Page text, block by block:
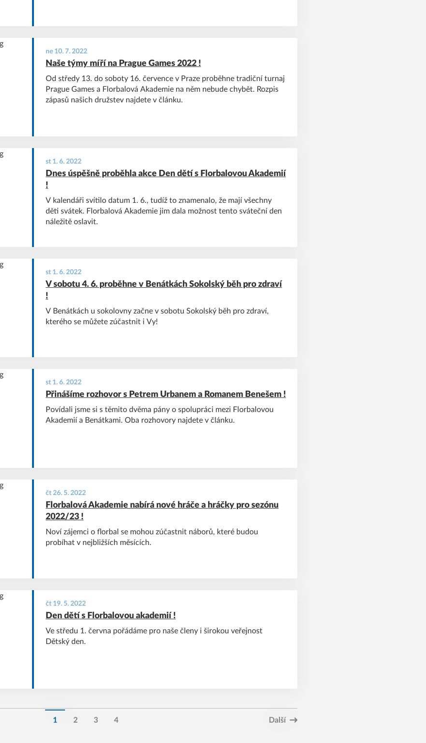
ne 10. 7. 2022
Naše týmy míří na Prague Games 2022 !
Od středy 13. do soboty 16. července v Praze proběhne tradiční turnaj
Prague Games a Florbalová Akademie na něm nebude chybět. Rozpis
zápasů našich družstev najdete v článku.
st 1. 6. 2022
Dnes úspěšně proběhla akce Den dětí s Florbalovou Akademií
!
V kalendáři svítilo datum 1. 6., tudíž to znamenalo, že mají všechny
děti svátek. Florbalová Akademie jim dala možnost tento sváteční den
náležitě oslavit.
st 1. 6. 2022
V sobotu 4. 6. proběhne v Benátkách Sokolský běh pro zdraví
!
V Benátkách u sokolovny začne v sobotu Sokolský běh pro zdraví,
kterého se můžete zúčastnit i Vy!
st 1. 6. 2022
Přinášíme rozhovor s Petrem Urbanem a Romanem Benešem !
Povídali jsme si s těmito dvěma pány o spolupráci mezi Florbalovou
Akademií a Benátkami. Oba rozhovory najdete v článku.
čt 26. 5. 2022
Florbalová Akademie nabírá nové hráče a hráčky pro sezónu
2022/23 !
Noví zájemci o florbal se mohou zúčastnit náborů, které budou
probíhat v nejbližších měsících.
čt 19. 5. 2022
Den dětí s Florbalovou akademií !
Ve středu 1. června pořádáme pro naše členy i širokou veřejnost
Dětský den.
1 2 3 4 Další